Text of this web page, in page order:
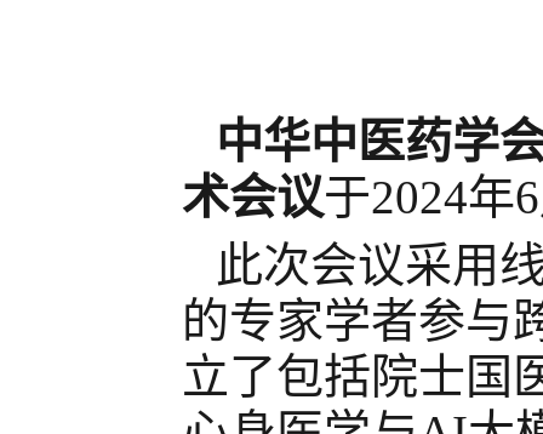
中华中医药学
术会议于2024年
此次会议采用
的专家学者参与
立了包括院士国